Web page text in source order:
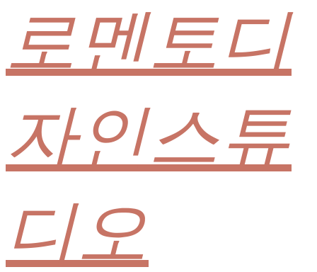
로멘토디
자인스튜
디오